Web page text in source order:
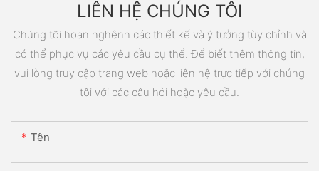
LIÊN HỆ CHÚNG TÔI
Chúng tôi hoan nghênh các thiết kế và ý tưởng tùy chỉnh và
có thể phục vụ các yêu cầu cụ thể. Để biết thêm thông tin,
vui lòng truy cập trang web hoặc liên hệ trực tiếp với chúng
tôi với các câu hỏi hoặc yêu cầu.
Tên